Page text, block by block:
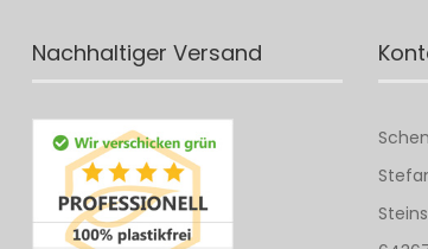
Nachhaltiger Versand